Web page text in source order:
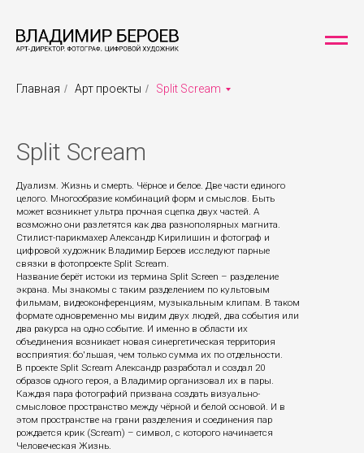
Главная / Арт проекты / Split Scream
Split Scream
Дуализм. Жизнь и смерть. Чёрное и белое. Две части единого
целого. Многообразие комбинаций форм и смыслов. Быть
может возникнет ультра прочная сцепка двух частей. А
возможно они разлетятся как два разнополярных магнита.
Стилист-парикмахер Александр Кирилишин и фотограф и
цифровой художник Владимир Бероев исследуют парные
связки в фотопроекте Split Scream.
Название берёт истоки из термина Split Screen – разделение
экрана. Мы знакомы с таким разделением по культовым
фильмам, видеоконференциям, музыкальным клипам. В таком
формате одновременно мы видим двух людей, два события или
два ракурса на одно событие. И именно в области их
объединения возникает новая синергетическая территория
восприятия: бо'льшая, чем только сумма их по отдельности.
В проекте Split Scream Александр разработал и создал 20
образов одного героя, а Владимир организовал их в пары.
Каждая пара фотографий призвана создать визуально-
смысловое пространство между чёрной и белой основой. И в
этом пространстве на грани разделения и соединения пар
рождается крик (Scream) – символ, с которого начинается
Человеческая Жизнь.